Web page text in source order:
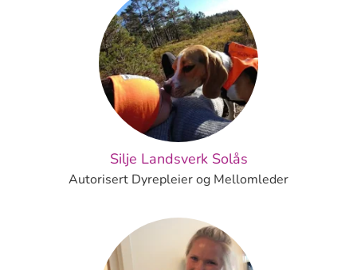
Silje Landsverk Solås
Autorisert Dyrepleier og Mellomleder